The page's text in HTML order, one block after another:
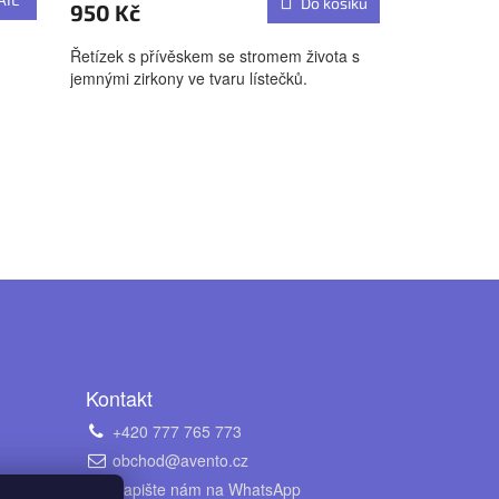
950 Kč
Řetízek s přívěskem se stromem života s
jemnými zirkony ve tvaru lístečků.
Kontakt
+420 777 765 773
obchod@avento.cz
Napište nám na WhatsApp